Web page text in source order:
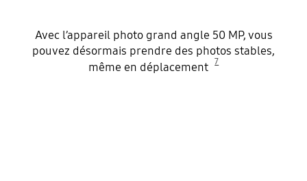
Avec l’appareil photo grand angle 50 MP, vous
pouvez désormais prendre des photos stables,
même en déplacement
7